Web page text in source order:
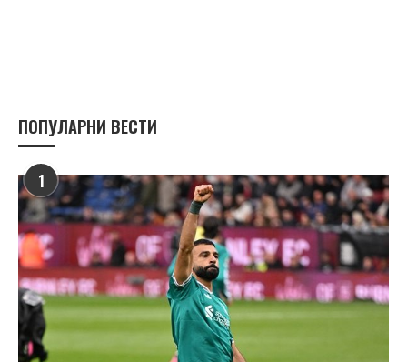
ПОПУЛАРНИ ВЕСТИ
1